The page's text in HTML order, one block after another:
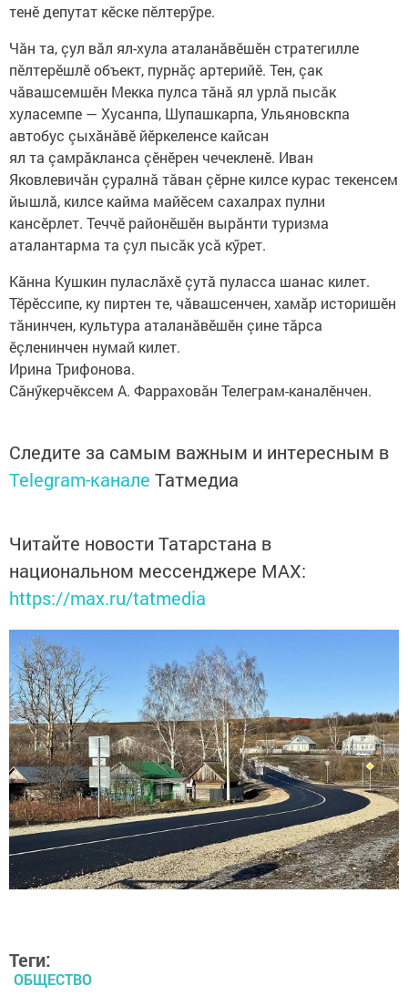
тенӗ депутат кӗске пӗлтерӳре.
Чăн та, çул вăл ял-хула аталанăвӗшӗн стратегилле
пӗлтерӗшлӗ объект, пурнăç артерийӗ. Тен, çак
чăвашсемшӗн Мекка пулса тăнă ял урлă пысăк
хуласемпе — Хусанпа, Шупашкарпа, Ульяновскпа
автобус çыхăнăвӗ йӗркеленсе кайсан
ял та çамрăкланса çӗнӗрен чечекленӗ. Иван
Яковлевичăн çуралнă тăван çӗрне килсе курас текенсем
йышлă, килсе кайма майӗсем сахалрах пулни
кансӗрлет. Теччӗ районӗшӗн вырăнти туризма
аталантарма та çул пысăк усă кӳрет.
Кăнна Кушкин пуласлăхӗ çутă пуласса шанас килет.
Тӗрӗссипе, ку пиртен те, чăвашсенчен, хамăр историшӗн
тăнинчен, культура аталанăвӗшӗн çине тăрса
ӗçленинчен нумай килет.
Ирина Трифонова.
Сăнӳкерчӗксем А. Фарраховăн Телеграм-каналӗнчен.
Следите за самым важным и интересным в
Telegram-канале Татмедиа
Читайте новости Татарстана в
национальном мессенджере MАХ:
https://max.ru/tatmedia
Теги:
ОБЩЕСТВО